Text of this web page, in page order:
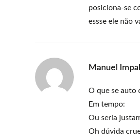
posiciona-se
essse ele não
Manuel
O que se auto
Em tempo:
Ou seria
Oh dúvida